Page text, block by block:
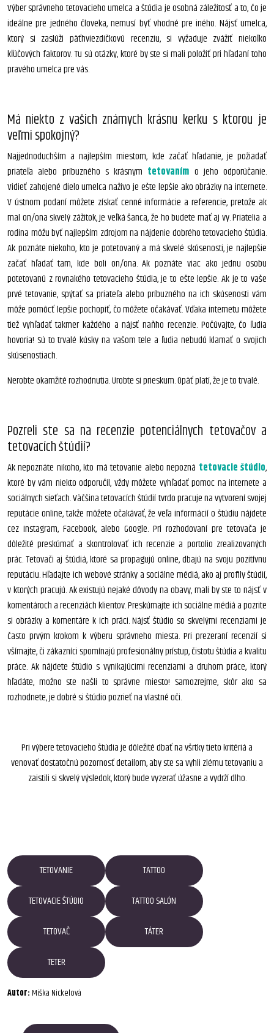
Výber správneho tetovacieho umelca a štúdia je osobná záležitosť a to, čo je
ideálne pre jedného človeka, nemusí byť vhodné pre iného. Nájsť umelca,
ktorý si zaslúži päťhviezdičkovú recenziu, si vyžaduje zvážiť niekoľko
kľúčových faktorov. Tu sú otázky, ktoré by ste si mali položiť pri hľadaní toho
pravého umelca pre vás.
Má niekto z vašich známych krásnu kerku s ktorou je
veľmi spokojný?
Najjednoduchším a najlepším miestom, kde začať hľadanie, je požiadať
priateľa alebo príbuzného s krásnym tetovaním o jeho odporúčanie.
Vidieť zahojené dielo umelca naživo je ešte lepšie ako obrázky na internete.
V ústnom podaní môžete získať cenné informácie a referencie, pretože ak
mal on/ona skvelý zážitok, je veľká šanca, že ho budete mať aj vy. Priatelia a
rodina môžu byť najlepším zdrojom na nájdenie dobrého tetovacieho štúdia.
Ak poznáte niekoho, kto je potetovaný a má skvelé skúsenosti, je najlepšie
začať hľadať tam, kde boli on/ona. Ak poznáte viac ako jednu osobu
potetovanú z rovnakého tetovacieho štúdia, je to ešte lepšie. Ak je to vaše
prvé tetovanie, spýtať sa priateľa alebo príbuzného na ich skúsenosti vám
môže pomôcť lepšie pochopiť, čo môžete očakávať. Vďaka internetu môžete
tiež vyhľadať takmer každého a nájsť naňho recenzie. Počúvajte, čo ľudia
hovoria! Sú to trvalé kúsky na vašom tele a ľudia nebudú klamať o svojich
skúsenostiach.
Nerobte okamžité rozhodnutia. Urobte si prieskum. Opäť platí, že je to trvalé.
Pozreli ste sa na recenzie potenciálnych tetovačov a
tetovacích štúdií?
Ak nepoznáte nikoho, kto má tetovanie alebo nepozná tetovacie štúdio,
ktoré by vám niekto odporučil, vždy môžete vyhľadať pomoc na internete a
sociálnych sieťach. Väčšina tetovacích štúdií tvrdo pracuje na vytvorení svojej
reputácie online, takže môžete očakávať, že veľa informácií o štúdiu nájdete
cez Instagram, Facebook, alebo Google. Pri rozhodovaní pre tetovača je
dôležité preskúmať a skontrolovať ich recenzie a portolio zrealizovaných
prác. Tetovači aj štúdiá, ktoré sa propagujú online, dbajú na svoju pozitívnu
reputáciu. Hľadajte ich webové stránky a sociálne médiá, ako aj profily štúdií,
v ktorých pracujú. Ak existujú nejaké dôvody na obavy, mali by ste to nájsť v
komentároch a recenziách klientov. Preskúmajte ich sociálne médiá a pozrite
si obrázky a komentáre k ich práci. Nájsť štúdio so skvelými recenziami je
často prvým krokom k výberu správneho miesta. Pri prezeraní recenzií si
všímajte, či zákazníci spomínajú profesionálny prístup, čistotu štúdia a kvalitu
práce. Ak nájdete štúdio s vynikajúcimi recenziami a druhom práce, ktorý
hľadáte, možno ste našli to správne miesto! Samozrejme, skôr ako sa
rozhodnete, je dobré si štúdio pozrieť na vlastné oči.
Pri výbere tetovacieho štúdia je dôležité dbať na všrtky tieto kritériá a
venovať dostatočnú pozornosť detailom, aby ste sa vyhli zlému tetovaniu a
zaistili si skvelý výsledok, ktorý bude vyzerať úžasne a vydrží dlho.
TETOVANIE
TATTOO
TETOVACIE ŠTÚDIO
TATTOO SALÓN
TETOVAČ
TÁTER
TETER
Autor: Miška Nickelová